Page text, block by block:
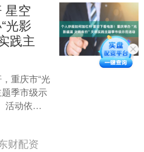
星空
光影
践主
重庆市“光
季市级示
活动依托
惠民露
财配资